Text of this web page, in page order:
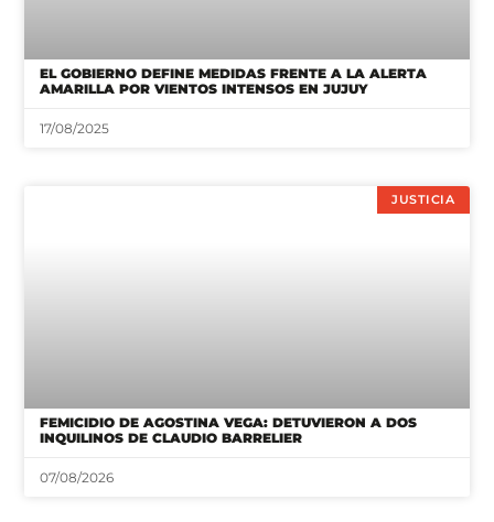
EL GOBIERNO DEFINE MEDIDAS FRENTE A LA ALERTA
AMARILLA POR VIENTOS INTENSOS EN JUJUY
17/08/2025
JUSTICIA
FEMICIDIO DE AGOSTINA VEGA: DETUVIERON A DOS
INQUILINOS DE CLAUDIO BARRELIER
07/08/2026